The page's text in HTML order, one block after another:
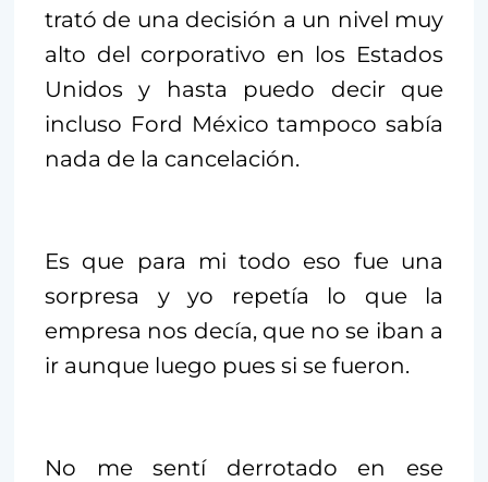
trató de una decisión a un nivel muy
alto del corporativo en los Estados
Unidos y hasta puedo decir que
incluso Ford México tampoco sabía
nada de la cancelación.
Es que para mi todo eso fue una
sorpresa y yo repetía lo que la
empresa nos decía, que no se iban a
ir aunque luego pues si se fueron.
No me sentí derrotado en ese